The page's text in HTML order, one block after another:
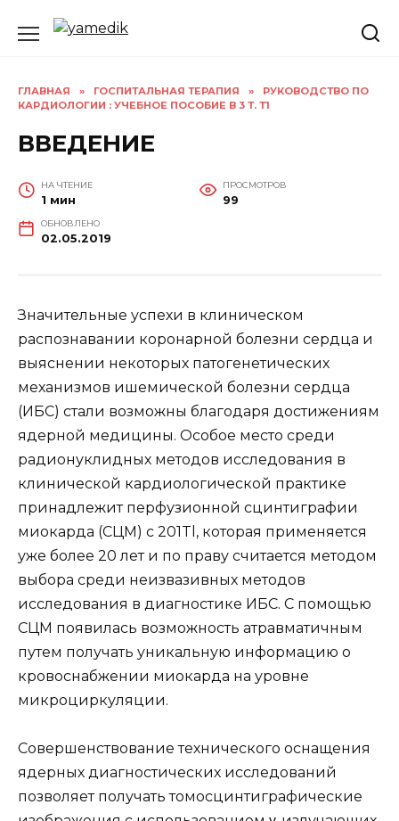
ГЛАВНАЯ » ГОСПИТАЛЬНАЯ ТЕРАПИЯ »
РУКОВОДСТВО ПО
КАРДИОЛОГИИ : УЧЕБНОЕ ПОСОБИЕ В 3 Т. Т1
ВВЕДЕНИЕ
НА ЧТЕНИЕ
1 мин
ПРОСМОТРОВ
99
ОБНОВЛЕНО
02.05.2019
Значительные успехи в клиническом
распознавании коронарной болезни сердца и
выяснении некоторых патогенетических
механизмов ишемической болезни сердца
(ИБС) стали возможны благодаря достижениям
ядерной медицины. Особое место среди
радионуклидных методов исследования в
клинической кардиологической практике
принадлежит перфузионной сцинтиграфии
миокарда (СЦМ) с 201Tl, которая применяется
уже более 20 лет и по праву считается методом
выбора среди неизвазивных методов
исследования в диагностике ИБС. С помощью
СЦМ появилась возможность атравматичным
путем получать уникальную информацию о
кровоснабжении миокарда на уровне
микроциркуляции.
Совершенствование технического оснащения
ядерных диагностических исследований
позволяет получать томосцинтиграфические